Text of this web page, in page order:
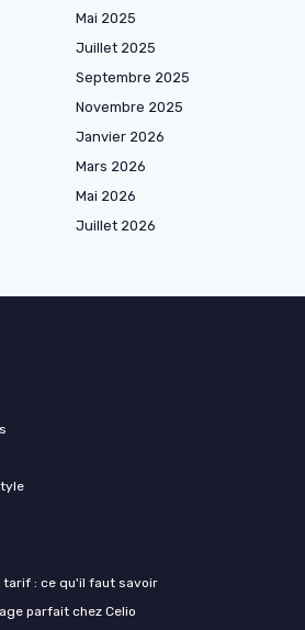
Mai 2025
Juillet 2025
Septembre 2025
Novembre 2025
Janvier 2026
Mars 2026
Mai 2026
Juillet 2026
: ce qu'il faut savoir
parfait chez Celio